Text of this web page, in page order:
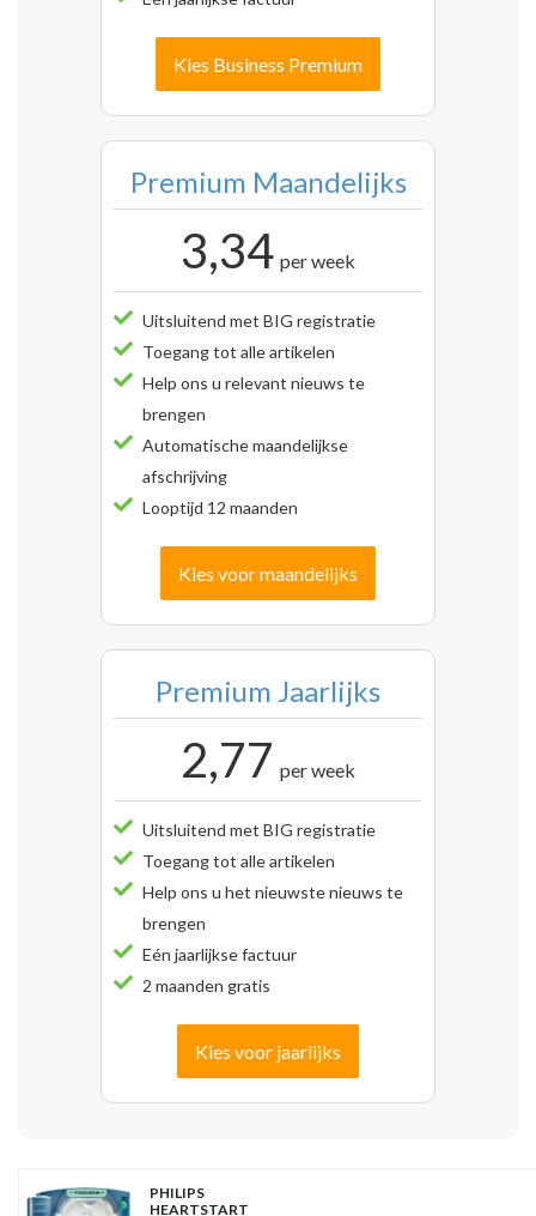
Kies Business Premium
Premium Maandelijks
3,34 per week
Uitsluitend met BIG registratie
Toegang tot alle artikelen
Help ons u relevant nieuws te
brengen
Automatische maandelijkse
afschrijving
Looptijd 12 maanden
Kies voor maandelijks
Premium Jaarlijks
2,77 per week
Uitsluitend met BIG registratie
Toegang tot alle artikelen
Help ons u het nieuwste nieuws te
brengen
Eén jaarlijkse factuur
2 maanden gratis
Kies voor jaarlijks
PHILIPS
HEARTSTART